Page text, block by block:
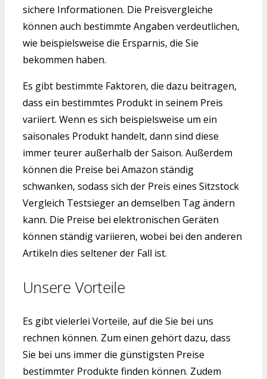
sichere Informationen. Die Preisvergleiche
können auch bestimmte Angaben verdeutlichen,
wie beispielsweise die Ersparnis, die Sie
bekommen haben.
Es gibt bestimmte Faktoren, die dazu beitragen,
dass ein bestimmtes Produkt in seinem Preis
variiert. Wenn es sich beispielsweise um ein
saisonales Produkt handelt, dann sind diese
immer teurer außerhalb der Saison. Außerdem
können die Preise bei Amazon ständig
schwanken, sodass sich der Preis eines Sitzstock
Vergleich Testsieger an demselben Tag ändern
kann. Die Preise bei elektronischen Geräten
können ständig variieren, wobei bei den anderen
Artikeln dies seltener der Fall ist.
Unsere Vorteile
Es gibt vielerlei Vorteile, auf die Sie bei uns
rechnen können. Zum einen gehört dazu, dass
Sie bei uns immer die günstigsten Preise
bestimmter Produkte finden können. Zudem